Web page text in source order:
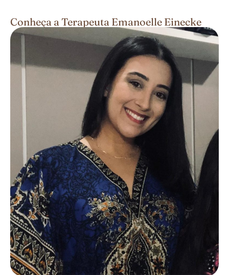
Conheça a Terapeuta Emanoelle Einecke